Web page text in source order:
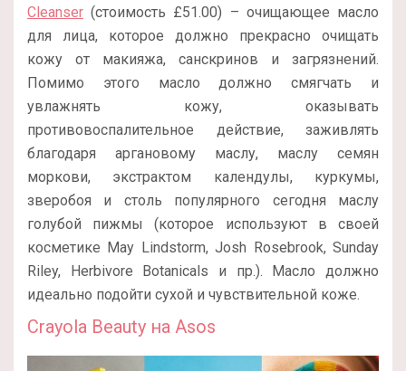
Cleanser (стоимость £51.00) – очищающее масло
для лица, которое должно прекрасно очищать
кожу от макияжа, санскринов и загрязнений.
Помимо этого масло должно смягчать и
увлажнять кожу, оказывать
противовоспалительное действие, заживлять
благодаря аргановому маслу, маслу семян
моркови, экстрактом календулы, куркумы,
зверобоя и столь популярного сегодня маслу
голубой пижмы (которое используют в своей
косметике May Lindstorm, Josh Rosebrook, Sunday
Riley, Herbivore Botanicals и пр.). Масло должно
идеально подойти сухой и чувствительной коже.
Crayola Beauty на Asos